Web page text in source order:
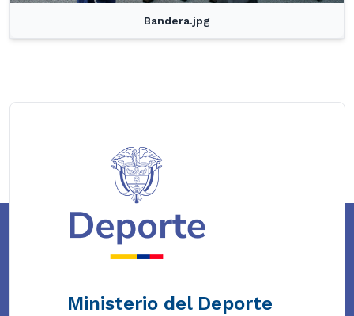
Bandera.jpg
Ministerio del Deporte